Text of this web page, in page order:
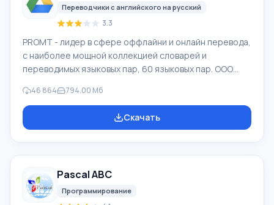
дисками, SSПереводчики с английского на русский
3.3
PROMT - лидер в сфере оффлайни и онлайн перевода,
с наиболее мощной коллекцией словарей и
переводимых языковых пар, 60 языковых пар. ООО
разработчик систем перевода для частных
пользователей и корпораций. Программой PROMT
обеспечивается перевод любого текста, пользуясь
русского интерфейса или электронные письма
иностранной компани
46 864 794.00 Мб
Скачать
Pascal ABC
Программирование